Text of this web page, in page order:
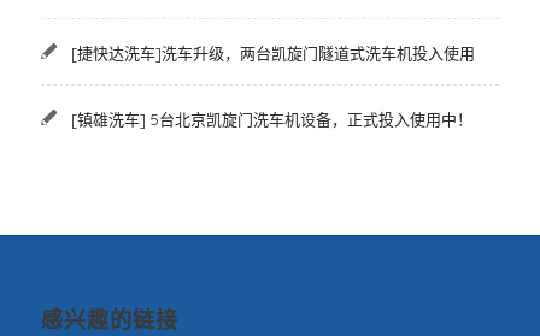
[捷快达洗车]洗车升级，两台凯旋门隧道式洗车机投入使用
[镇雄洗车] 5台北京凯旋门洗车机设备，正式投入使用中！
感兴趣的链接